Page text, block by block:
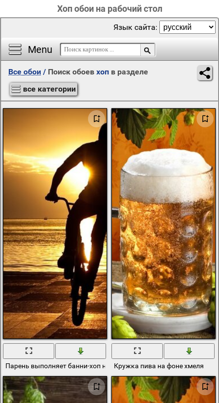
Хоп обои на рабочий стол
Menu
Язык сайта:
Все обои / Поиск обоев хоп в разделе
все категории
Парень выполняет банни-хоп на пристаниКружка пива на фоне хмеля